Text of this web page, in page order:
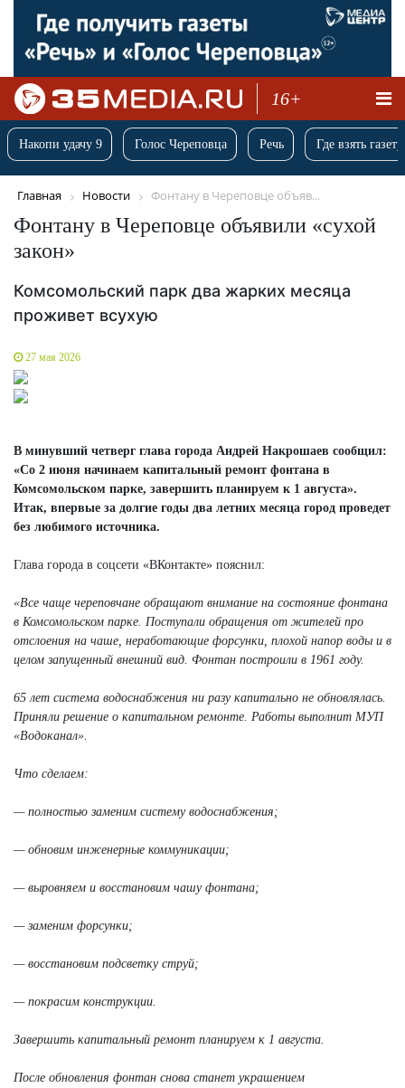
16+
Накопи удачу 9 Голос Череповца Речь Где взять
Главная Новости Фонтану в Череповце объяв...
Фонтану в Череповце объявили «сухой
закон»
Комсомольский парк два жарких месяца
проживет всухую
27 мая 2026
В минувший четверг глава города Андрей Накрошаев сообщил:
«Со 2 июня начинаем капитальный ремонт фонтана в
Комсомольском парке, завершить планируем к 1 августа».
Итак, впервые за долгие годы два летних месяца город проведет
без любимого источника.
Глава города в соцсети «ВКонтакте» пояснил:
«Все чаще череповчане обращают внимание на состояние фонтана
в Комсомольском парке. Поступали обращения от жителей про
отслоения на чаше, неработающие форсунки, плохой напор воды и в
целом запущенный внешний вид. Фонтан построили в 1961 году.
65 лет система водоснабжения ни разу капитально не обновлялась.
Приняли решение о капитальном ремонте. Работы выполнит МУП
«Водоканал».
Что сделаем:
— полностью заменим систему водоснабжения;
— обновим инженерные коммуникации;
— выровняем и восстановим чашу фонтана;
— заменим форсунки;
— восстановим подсветку струй;
— покрасим конструкции.
Завершить капитальный ремонт планируем к 1 августа.
После обновления фонтан снова станет украшением